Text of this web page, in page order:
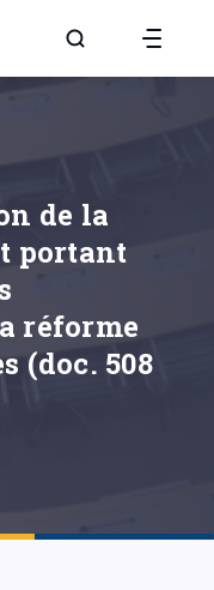
Aller à la page
de la
portant
réforme
(doc. 508